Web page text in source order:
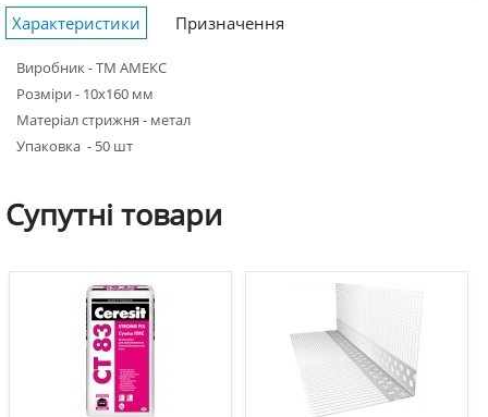
Характеристики Призначення
Виробник - ТМ АМЕКС
Розміри - 10х160 мм
Матеріал стрижня - метал
Упаковка - 50 шт
Супутні товари